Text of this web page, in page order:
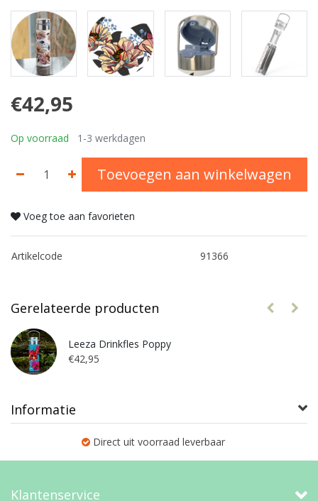
€42,95
Op voorraad 1-3 werkdagen
Toevoegen aan winkelwagen
Voeg toe aan favorieten
Artikelcode 91366
Gerelateerde producten
Leeza Drinkfles Poppy
€42,95
Informatie
Direct uit voorraad leverbaar
Klantenservice